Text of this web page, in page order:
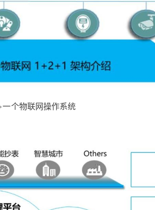
个物联网操作系统